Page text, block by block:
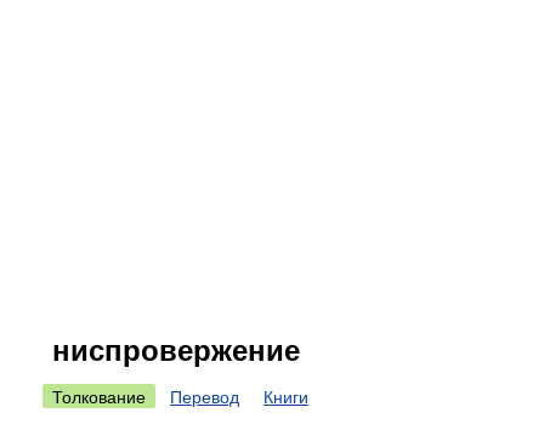
ниспровержение
Толкование Перевод Книги